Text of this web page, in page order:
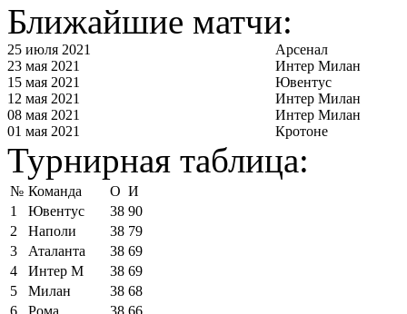
Ближайшие матчи:
25 июля 2021
Арсенал
23 мая 2021
Интер Милан
15 мая 2021
Ювентус
12 мая 2021
Интер Милан
08 мая 2021
Интер Милан
01 мая 2021
Кротоне
Турнирная таблица:
№ Команда О И
1
Ювентус 38 90
2
Наполи 38 79
3
Аталанта 38 69
4
Интер М 38 69
5
Милан 38 68
6
Рома 38 66